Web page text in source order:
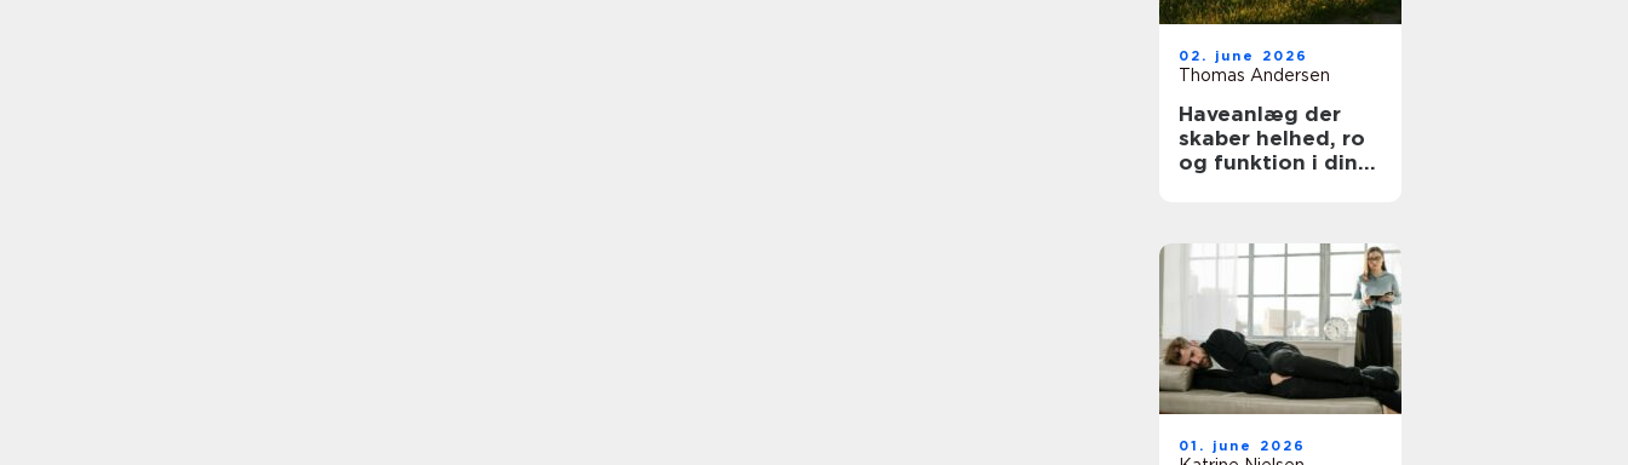
02. june 2026
Thomas Andersen
Haveanlæg der
skaber helhed, ro
og funktion i din
01. june 2026